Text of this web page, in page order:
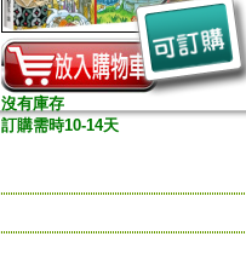
沒有庫存
訂購需時10-14天